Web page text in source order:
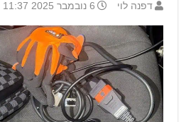
דפנה לוי 6 נובמבר 2025 11:37